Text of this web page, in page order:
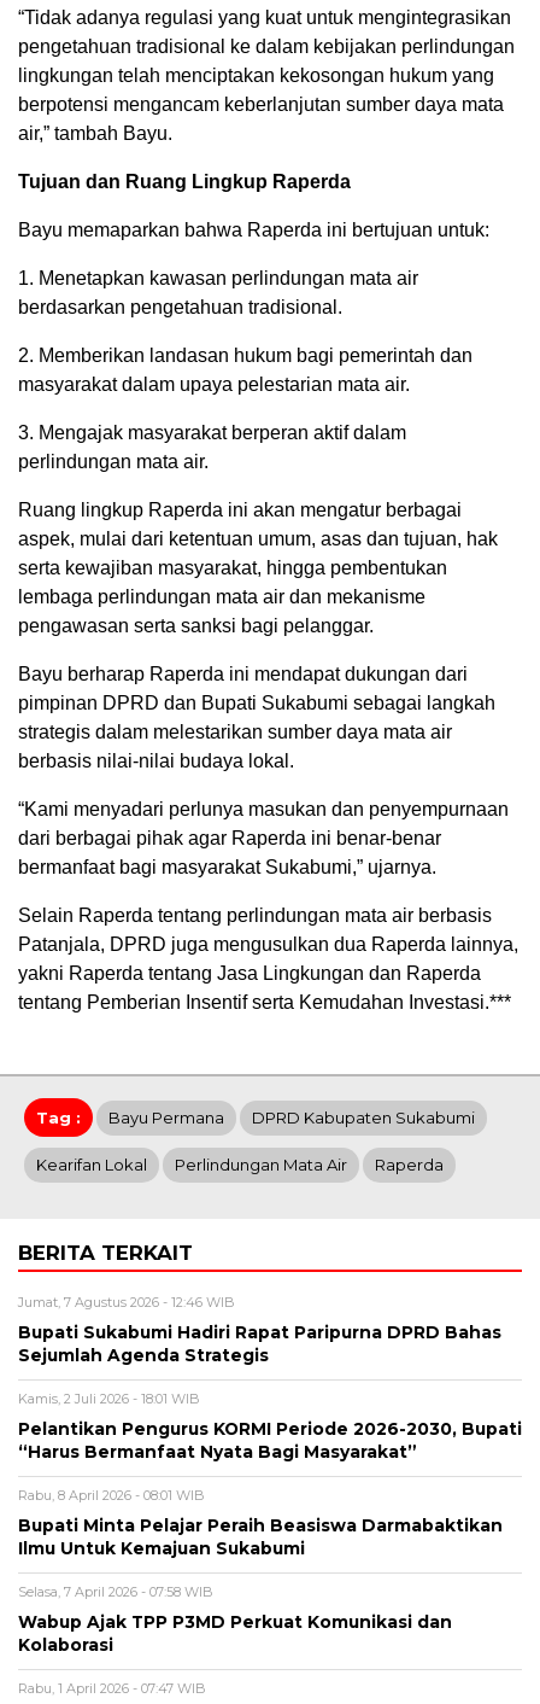
“Tidak adanya regulasi yang kuat untuk mengintegrasikan
pengetahuan tradisional ke dalam kebijakan perlindungan
lingkungan telah menciptakan kekosongan hukum yang
berpotensi mengancam keberlanjutan sumber daya mata
air,” tambah Bayu.
Tujuan dan Ruang Lingkup Raperda
Bayu memaparkan bahwa Raperda ini bertujuan untuk:
1. Menetapkan kawasan perlindungan mata air
berdasarkan pengetahuan tradisional.
2. Memberikan landasan hukum bagi pemerintah dan
masyarakat dalam upaya pelestarian mata air.
3. Mengajak masyarakat berperan aktif dalam
perlindungan mata air.
Ruang lingkup Raperda ini akan mengatur berbagai
aspek, mulai dari ketentuan umum, asas dan tujuan, hak
serta kewajiban masyarakat, hingga pembentukan
lembaga perlindungan mata air dan mekanisme
pengawasan serta sanksi bagi pelanggar.
Bayu berharap Raperda ini mendapat dukungan dari
pimpinan DPRD dan Bupati Sukabumi sebagai langkah
strategis dalam melestarikan sumber daya mata air
berbasis nilai-nilai budaya lokal.
“Kami menyadari perlunya masukan dan penyempurnaan
dari berbagai pihak agar Raperda ini benar-benar
bermanfaat bagi masyarakat Sukabumi,” ujarnya.
Selain Raperda tentang perlindungan mata air berbasis
Patanjala, DPRD juga mengusulkan dua Raperda lainnya,
yakni Raperda tentang Jasa Lingkungan dan Raperda
tentang Pemberian Insentif serta Kemudahan Investasi.***
Tag : Bayu Permana DPRD Kabupaten Sukabumi
Kearifan Lokal Perlindungan Mata Air Raperda
BERITA TERKAIT
Jumat, 7 Agustus 2026 - 12:46 WIB
Bupati Sukabumi Hadiri Rapat Paripurna DPRD Bahas
Sejumlah Agenda Strategis
Kamis, 2 Juli 2026 - 18:01 WIB
Pelantikan Pengurus KORMI Periode 2026-2030, Bupati
“Harus Bermanfaat Nyata Bagi Masyarakat”
Rabu, 8 April 2026 - 08:01 WIB
Bupati Minta Pelajar Peraih Beasiswa Darmabaktikan
Ilmu Untuk Kemajuan Sukabumi
Selasa, 7 April 2026 - 07:58 WIB
Wabup Ajak TPP P3MD Perkuat Komunikasi dan
Kolaborasi
Rabu, 1 April 2026 - 07:47 WIB